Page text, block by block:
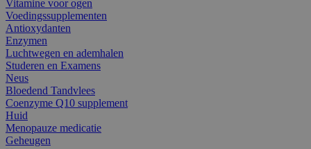
Vitamine voor ogen
Voedingssupplementen
Antioxydanten
Enzymen
Luchtwegen en ademhalen
Studeren en Examens
Neus
Bloedend Tandvlees
Coenzyme Q10 supplement
Huid
Menopauze medicatie
Geheugen